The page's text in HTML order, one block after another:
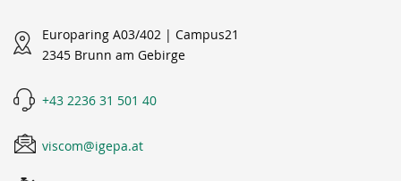
Europaring A03/402 | Campus21
2345 Brunn am Gebirge
+43 2236 31 501 40
viscom@igepa.at